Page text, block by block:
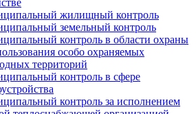
жилищный контроль
земельный контроль
контроль в области охраны
особо охраняемых
территорий
контроль в сфере
контроль за исполнением